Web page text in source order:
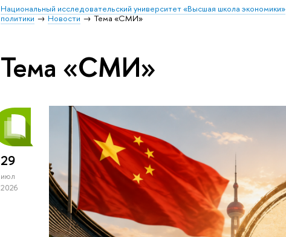
Национальный исследовательский университет «Высшая школа экономики»
политики
Новости Тема «СМИ»
Тема «СМИ»
29
июл
2026